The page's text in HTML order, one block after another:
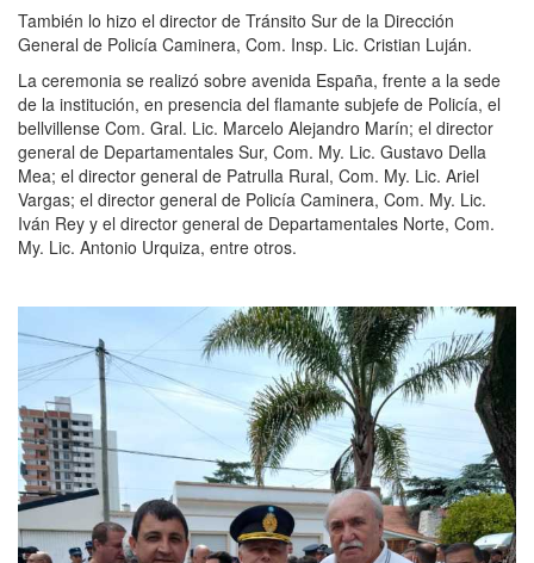
También lo hizo el director de Tránsito Sur de la Dirección
General de Policía Caminera, Com. Insp. Lic. Cristian Luján.
La ceremonia se realizó sobre avenida España, frente a la sede
de la institución, en presencia del flamante subjefe de Policía, el
bellvillense Com. Gral. Lic. Marcelo Alejandro Marín; el director
general de Departamentales Sur, Com. My. Lic. Gustavo Della
Mea; el director general de Patrulla Rural, Com. My. Lic. Ariel
Vargas; el director general de Policía Caminera, Com. My. Lic.
Iván Rey y el director general de Departamentales Norte, Com.
My. Lic. Antonio Urquiza, entre otros.